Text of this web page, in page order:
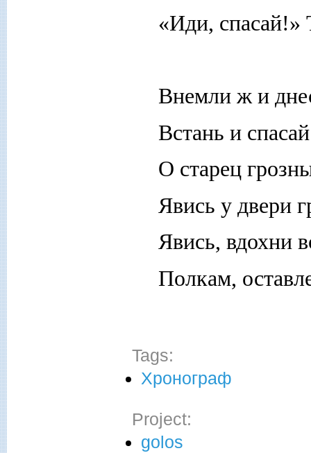
«Иди, спасай!»
Внемли ж и
Встань и
О старец
Явись у двери
Явись, вдохни
Полкам,
Tags:
Хронограф
Project:
golos